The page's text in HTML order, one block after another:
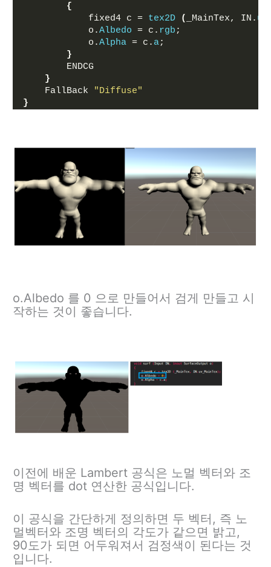
{
            fixed4 c =
tex2D ( _MainTex, IN.
            o.
Albedo = c. rgb ;
            o.
Alpha = c. a;
}
        ENDCG
}
    FallBack
"Diffuse"
}
o.Albedo 를 0 으로 만들어서 검게 만들고 시
작하는 것이 좋습니다.
이전에 배운 Lambert 공식은 노멀 벡터와 조
명 벡터를 dot 연산한 공식입니다.
이 공식을 간단하게 정의하면 두 벡터, 즉 노
멀벡터와 조명 벡터의 각도가 같으면 밝고,
90도가 되면 어두워져서 검정색이 된다는 것
입니다.